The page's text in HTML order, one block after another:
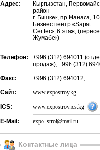
Адрес:
Кыргызстан,
район
г. Бишкек, пр.Манаса,
Бизнес центр «Sapat
Center», 6 этаж,
Жумабек)
Телефон:
+996 (312) 694011
продаж); +996 (312)
Факс: +996 (312) 694012;
Сайт: www.expostroy.kg
ICS: www.expostroy.ics.kg
E-Mail: expo_stroi@mail.ru
Контактные лица